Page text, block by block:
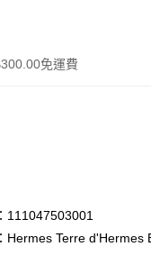
免運費
111047503001
Hermes Terre d'Hermes